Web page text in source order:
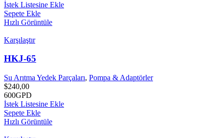
İstek Listesine Ekle
Sepete Ekle
Hızlı Görüntüle
Karşılaştır
HKJ-65
Su Arıtma Yedek Parçaları, Pompa & Adaptörler
$240,00
600GPD
İstek Listesine Ekle
Sepete Ekle
Hızlı Görüntüle